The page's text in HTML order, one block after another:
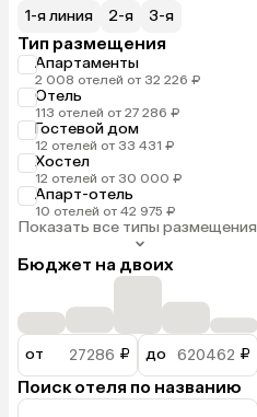
1-я линия 2-я 3-я
Тип размещения
Апартаменты
2 008 отелей от 32 226 ₽
Отель
113 отелей от 27 286 ₽
Гостевой дом
12 отелей от 33 431 ₽
Хостел
12 отелей от 30 000 ₽
Апарт-отель
10 отелей от 42 975 ₽
Показать все типы размещения
Бюджет на двоих
от ₽ до ₽
Поиск отеля по названию